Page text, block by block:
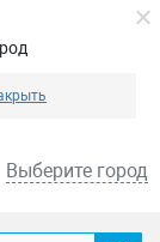
Выберите город